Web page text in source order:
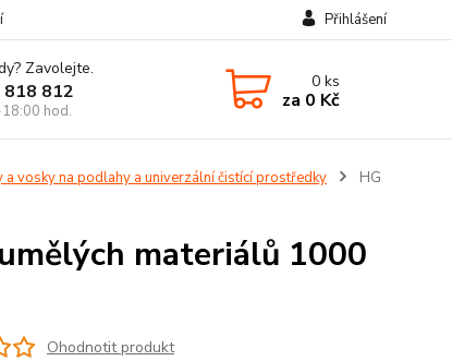
Přihlášení
Zavolejte.
812
hod.
0ks
za 0 Kč
a vosky na podlahy a univerzální čistící prostředky
HG
materiálů 1000
Ohodnotit produkt